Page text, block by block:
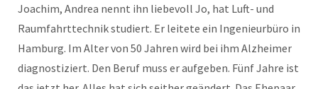
Joachim, Andrea nennt ihn liebevoll Jo, hat Luft- und
Raumfahrttechnik studiert. Er leitete ein Ingenieurbüro in
Hamburg. Im Alter von 50 Jahren wird bei ihm Alzheimer
diagnostiziert. Den Beruf muss er aufgeben. Fünf Jahre ist